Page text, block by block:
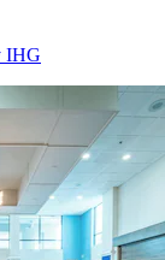
IHG